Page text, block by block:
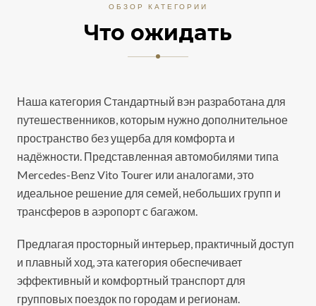
ОБЗОР КАТЕГОРИИ
Что ожидать
Наша категория Стандартный вэн разработана для
путешественников, которым нужно дополнительное
пространство без ущерба для комфорта и
надёжности. Представленная автомобилями типа
Mercedes-Benz Vito Tourer или аналогами, это
идеальное решение для семей, небольших групп и
трансферов в аэропорт с багажом.
Предлагая просторный интерьер, практичный доступ
и плавный ход, эта категория обеспечивает
эффективный и комфортный транспорт для
групповых поездок по городам и регионам.